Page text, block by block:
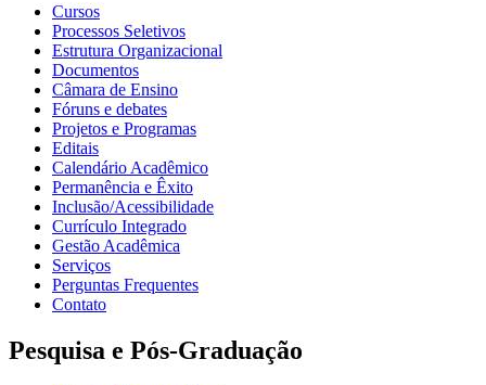
Cursos
Processos Seletivos
Estrutura Organizacional
Documentos
Câmara de Ensino
Fóruns e debates
Projetos e Programas
Editais
Calendário Acadêmico
Permanência e Êxito
Inclusão/Acessibilidade
Currículo Integrado
Gestão Acadêmica
Serviços
Perguntas Frequentes
Contato
Pesquisa e Pós-Graduação